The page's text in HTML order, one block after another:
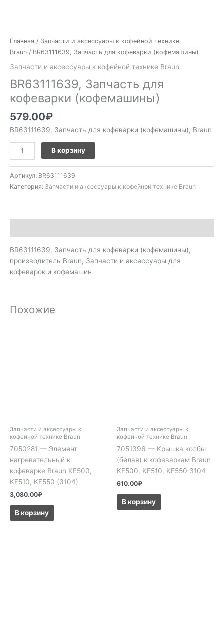
Главная / Запчасти и аксессуары к кофейной технике
Braun / BR63111639, Запчасть для кофеварки (кофемашины)
Запчасти и аксессуары к кофейной технике Braun
BR63111639, Запчасть для
кофеварки (кофемашины)
579.00₽
BR63111639, Запчасть для кофеварки (кофемашины), Braun
В корзину
Артикул: BR63111639
Категория: Запчасти и аксессуары к кофейной технике Braun
BR63111639, Запчасть для кофеварки (кофемашины),
производитель Braun, Запчасти и аксессуары для
кофеварок и кофемашин
Похожие
Запчасти и аксессуары к
кофейной технике Braun
7050281 — Элемент
нагревательный к
кофеварке Braun KF500,
KF510, KF550 (3104)
3,080.00₽
В корзину
Запчасти и аксессуары к
кофейной технике Braun
7051396 — Крышка колбы
(белая) к кофеваркам Braun
KF500, KF510, KF550 3104
610.00₽
В корзину